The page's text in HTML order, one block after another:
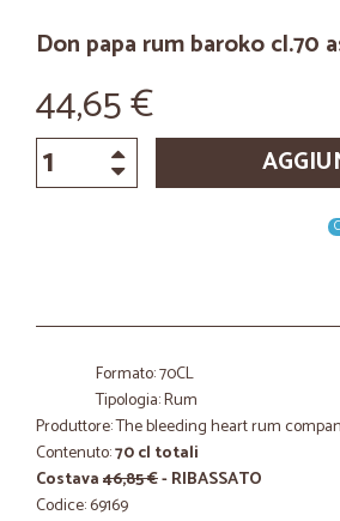
Don papa rum baroko cl.70
44,65 €
Formato: 70CL
Tipologia: Rum
Produttore: The bleeding heart rum
Contenuto:70 cl totali
Costava46,85 €- RIBASSATO
Codice: 69169